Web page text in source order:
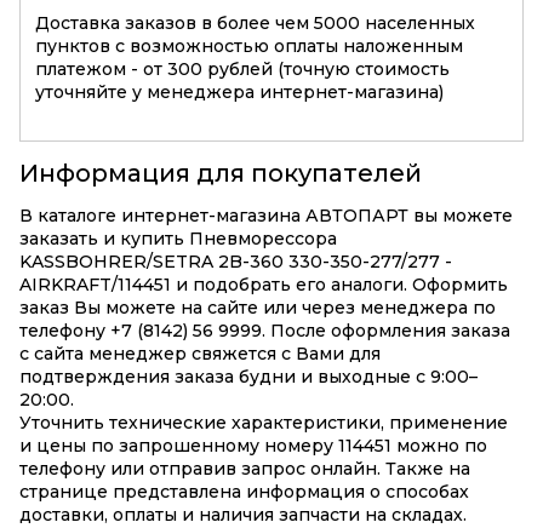
Доставка заказов в более чем 5000 населенных
пунктов с возможностью оплаты наложенным
платежом - от 300 рублей (точную стоимость
уточняйте у менеджера интернет-магазина)
Информация для покупателей
В каталоге интернет-магазина АВТОПАРТ вы можете
заказать и купить Пневморессора
KASSBOHRER/SETRA 2B-360 330-350-277/277 -
AIRKRAFT/114451 и подобрать его аналоги. Оформить
заказ Вы можете на сайте или через менеджера по
телефону +7 (8142) 56 9999. После оформления заказа
с сайта менеджер свяжется с Вами для
подтверждения заказа будни и выходные с 9:00–
20:00.
Уточнить технические характеристики, применение
и цены по запрошенному номеру 114451 можно по
телефону или отправив запрос онлайн. Также на
странице представлена информация о способах
доставки, оплаты и наличия запчасти на складах.